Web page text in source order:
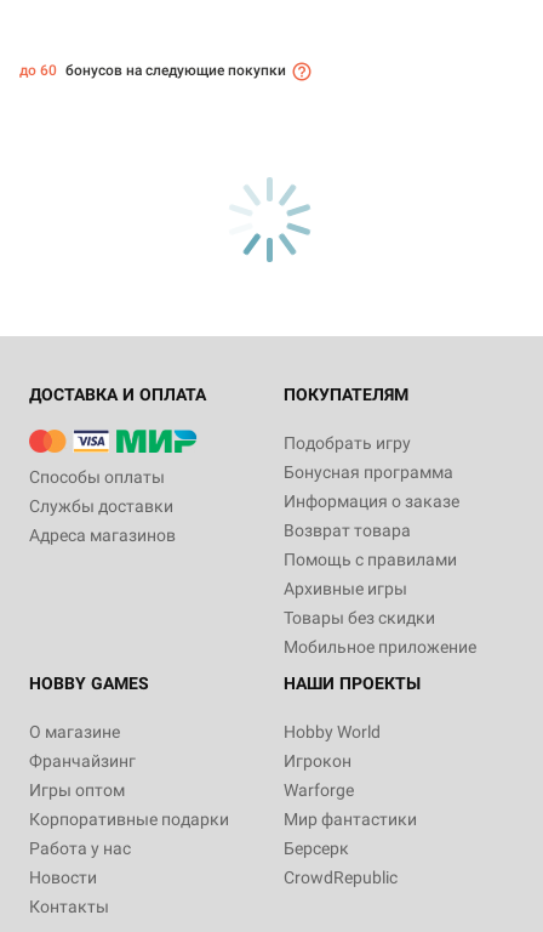
до 60 бонусов на следующие покупки
ДОСТАВКА И ОПЛАТА
Способы оплаты
Службы доставки
Адреса магазинов
ПОКУПАТЕЛЯМ
Подобрать игру
Бонусная программа
Информация о заказе
Возврат товара
Помощь с правилами
Архивные игры
Товары без скидки
Мобильное приложение
HOBBY GAMES
О магазине
Франчайзинг
Игры оптом
Корпоративные подарки
Работа у нас
Новости
Контакты
НАШИ ПРОЕКТЫ
Hobby World
Игрокон
Warforge
Мир фантастики
Берсерк
CrowdRepublic